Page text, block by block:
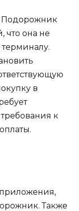
Подорожник
что она не
в
к
Также